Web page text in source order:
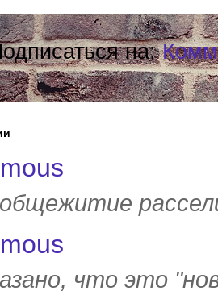
на:
что это